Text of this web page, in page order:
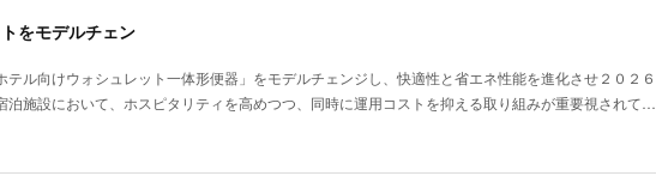
をモデルチェン
ル向けウォシュレット一体形便器」をモデルチェンジし、快適性と省エネ性能を進化させ２０２６
施設において、ホスピタリティを高めつつ、同時に運用コストを抑える取り組みが重要視されて…